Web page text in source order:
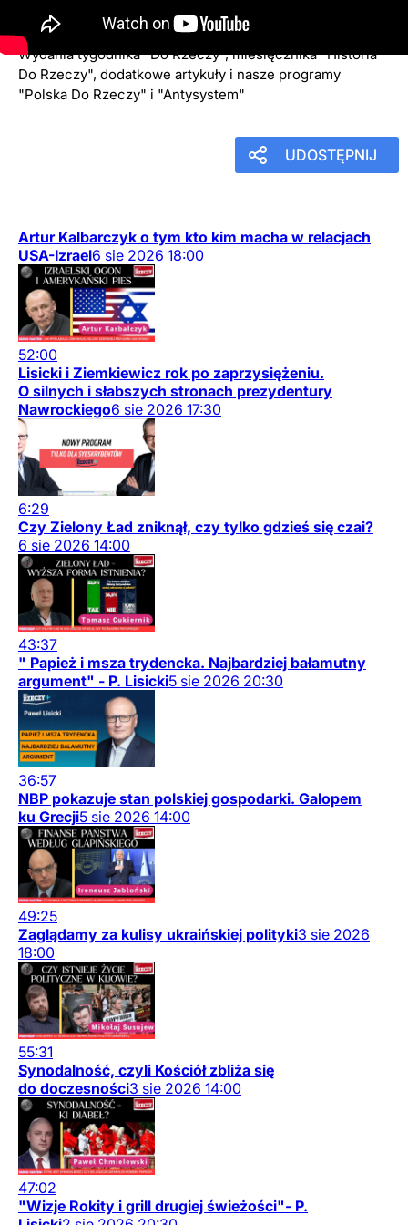
Teraz jeszcze więcej autorów, opinii i komentarzy.
Wydania tygodnika "Do Rzeczy", miesięcznika "Historia
Do Rzeczy", dodatkowe artykuły i nasze programy
"Polska Do Rzeczy" i "Antysystem"
UDOSTĘPNIJ
Artur Kalbarczyk o tym kto kim macha w relacjach
USA-Izrael6 sie 2026 18:00
52:00
Lisicki i Ziemkiewicz rok po zaprzysiężeniu.
O silnych i słabszych stronach prezydentury
Nawrockiego6 sie 2026 17:30
6:29
Czy Zielony Ład zniknął, czy tylko gdzieś się czai?
6 sie 2026 14:00
43:37
" Papież i msza trydencka. Najbardziej bałamutny
argument" - P. Lisicki5 sie 2026 20:30
36:57
NBP pokazuje stan polskiej gospodarki. Galopem
ku Grecji5 sie 2026 14:00
49:25
Zaglądamy za kulisy ukraińskiej polityki3 sie 2026
18:00
55:31
Synodalność, czyli Kościół zbliża się
do doczesności3 sie 2026 14:00
47:02
"Wizje Rokity i grill drugiej świeżości"- P.